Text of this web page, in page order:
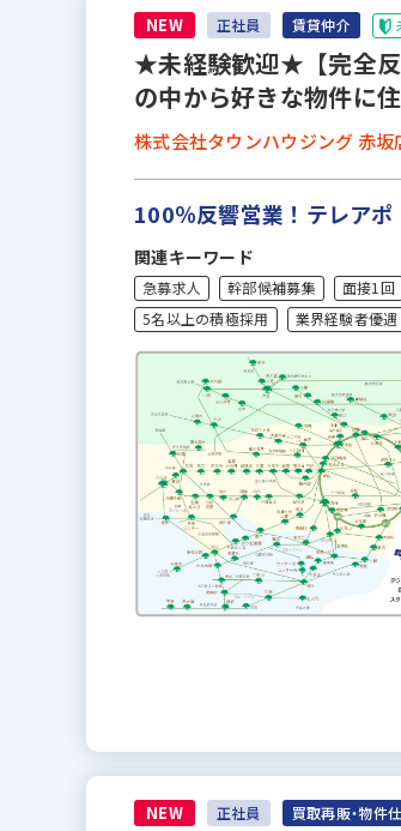
NEW 正社員 賃貸仲介
★未経験歓迎★【完全反
の中から好きな物件に
株式会社タウンハウジング 赤坂
100％反響営業！テレアポ
関連キーワード
急募求人 幹部候補募集
面接1回
5名以上の積極採用
業界経験者優遇
NEW 正社員 買取再販・物件